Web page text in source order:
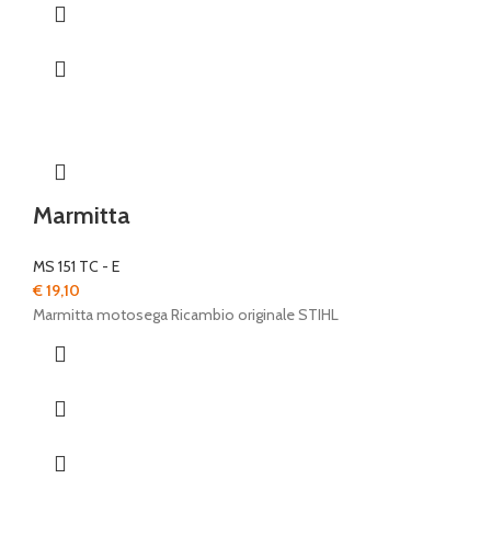
Marmitta
MS 151 TC - E
€19,10
Marmitta motosega Ricambio originale STIHL